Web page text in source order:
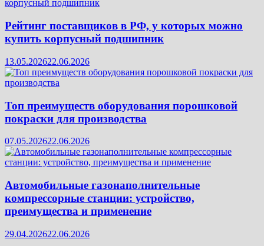
Рейтинг поставщиков в РФ, у которых можно
купить корпусный подшипник
13.05.202622.06.2026
Топ преимуществ оборудования порошковой
покраски для производства
07.05.202622.06.2026
Автомобильные газонаполнительные
компрессорные станции: устройство,
преимущества и применение
29.04.202622.06.2026